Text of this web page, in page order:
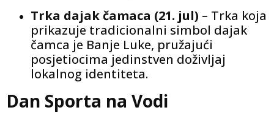
Trka dajak čamaca (21. jul) – Trka koja
prikazuje tradicionalni simbol dajak
čamca je Banje Luke, pružajući
posjetiocima jedinstven doživljaj
lokalnog identiteta.
Dan Sporta na Vodi